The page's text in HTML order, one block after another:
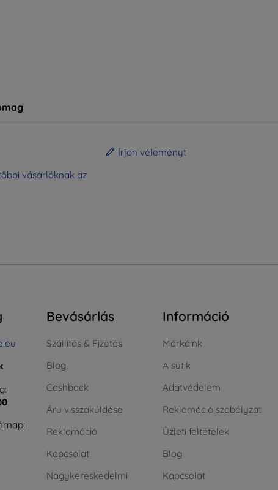
vásárlóknak az
Írjon véleményt
Bevásárlás
Szállítás & Fizetés
Blog
Cashback
Áru visszaküldése
Reklamáció
Kapcsolat
Nagykereskedelmi
Információ
Márkáink
A sütik
Adatvédelem
Reklamáció szabályzat
Üzleti feltételek
Blog
Kapcsolat